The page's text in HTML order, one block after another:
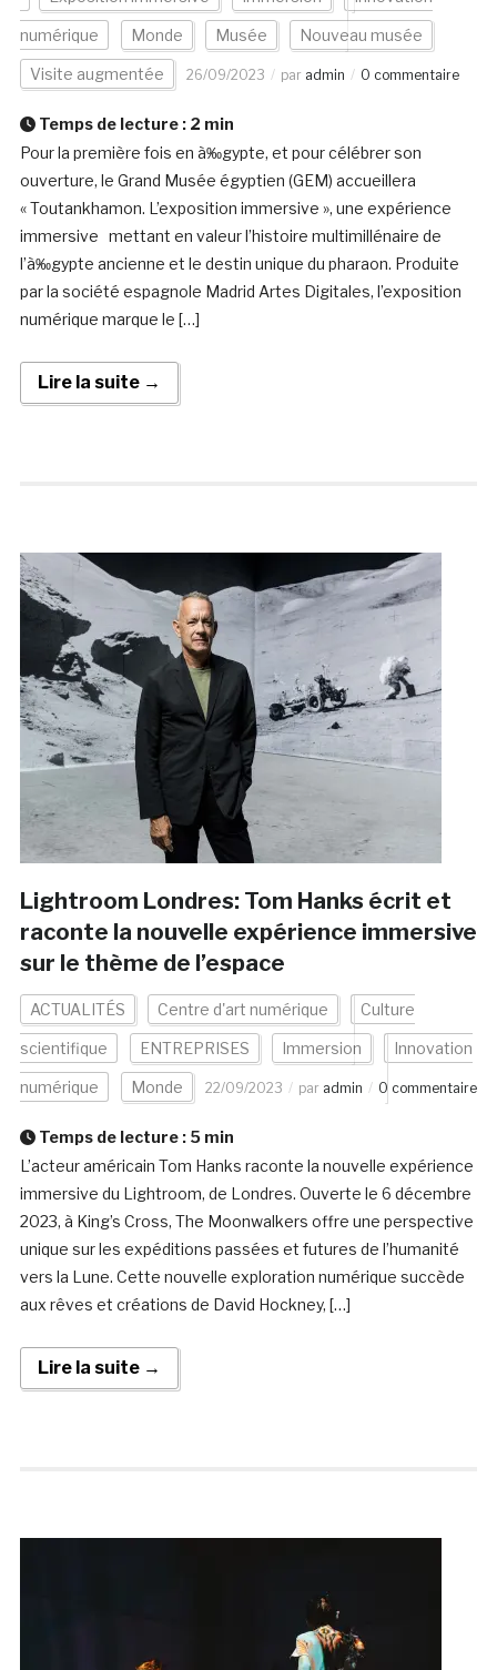
numérique Monde Musée Nouveau musée
Visite augmentée 26/09/2023 par admin 0 commentaire
Temps de lecture : 2 min
Pour la première fois en à‰gypte, et pour célébrer son
ouverture, le Grand Musée égyptien (GEM) accueillera
« Toutankhamon. L’exposition immersive », une expérience
immersive mettant en valeur l’histoire multimillénaire de
l’à‰gypte ancienne et le destin unique du pharaon. Produite
par la société espagnole Madrid Artes Digitales, l’exposition
numérique marque le […]
Lire la suite →
Lightroom Londres: Tom Hanks écrit et
raconte la nouvelle expérience immersive
sur le thème de l’espace
ACTUALITÉS Centre d'art numérique Culture
scientifique ENTREPRISES Immersion Innovation
numérique Monde 22/09/2023 par admin 0 commentaire
Temps de lecture : 5 min
L’acteur américain Tom Hanks raconte la nouvelle expérience
immersive du Lightroom, de Londres. Ouverte le 6 décembre
2023, à King’s Cross, The Moonwalkers offre une perspective
unique sur les expéditions passées et futures de l’humanité
vers la Lune. Cette nouvelle exploration numérique succède
aux rêves et créations de David Hockney, […]
Lire la suite →